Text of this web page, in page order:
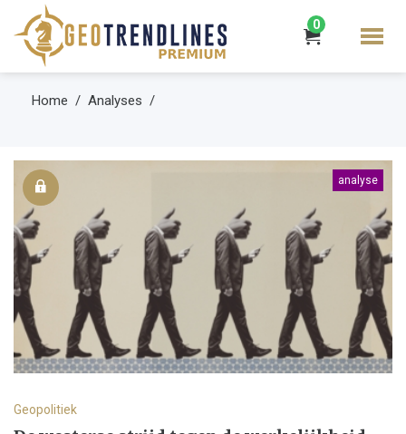
0
Home Analyses
analyse
Geopolitiek